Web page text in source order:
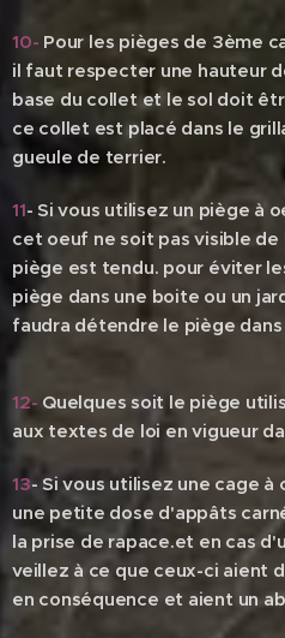
10- Pour les pièges de 3ème
il faut respecter une hauteur
base du collet et le sol doit
ce collet est placé dans le
gueule de terrier.
11- Si vous utilisez un piège à
cet oeuf ne soit pas visible
piège est tendu. pour éviter
piège dans une boite ou un
faudra détendre le piège dans
12- Quelques soit le piège
aux textes de loi en vigueur
13- Si vous utilisez une cage
une petite dose d'appâts
la prise de rapace.et en cas
veillez à ce que ceux-ci aient
en conséquence et aient un